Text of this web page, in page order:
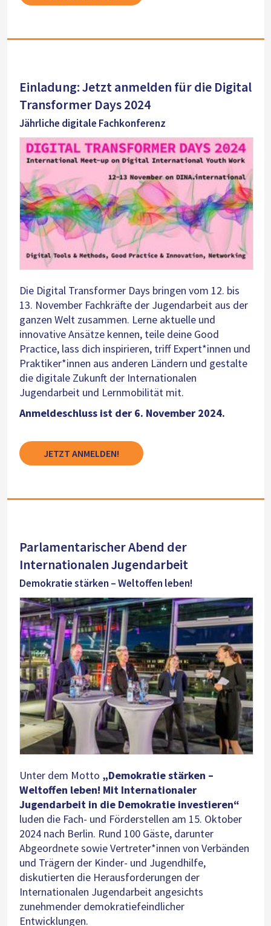
Einladung: Jetzt anmelden für die Digital
Transformer Days 2024
Jährliche digitale Fachkonferenz
Die Digital Transformer Days bringen vom 12. bis
13. November Fachkräfte der Jugendarbeit aus der
ganzen Welt zusammen. Lerne aktuelle und
innovative Ansätze kennen, teile deine Good
Practice, lass dich inspirieren, triff Expert*innen und
Praktiker*innen aus anderen Ländern und gestalte
die digitale Zukunft der Internationalen
Jugendarbeit und Lernmobilität mit.
Anmeldeschluss ist der 6. November 2024.
JETZT ANMELDEN!
Parlamentarischer Abend der
Internationalen Jugendarbeit
Demokratie stärken – Weltoffen leben!
Unter dem Motto „Demokratie stärken –
Weltoffen leben! Mit Internationaler
Jugendarbeit in die Demokratie investieren“
luden die Fach- und Förderstellen am 15. Oktober
2024 nach Berlin. Rund 100 Gäste, darunter
Abgeordnete sowie Vertreter*innen von Verbänden
und Trägern der Kinder- und Jugendhilfe,
diskutierten die Herausforderungen der
Internationalen Jugendarbeit angesichts
zunehmender demokratiefeindlicher
Entwicklungen.